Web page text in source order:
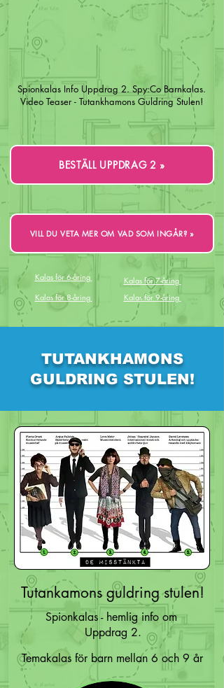
Spionkalas Info Uppdrag 2. Spy:Co Barnkalas.
Video Teaser - Tutankhamons Guldring Stulen!
BESTÄLL UPPDRAG 2 »
VILL DU VETA MER OM VAD SOM INGÅR? »
Kalas för 6-åring
Kalas för 8-åring
Kalas för 7-åring
Kalas för 9-åring
TUTANKHAMONS
GULDRING STULEN!
Tutankamons guldring stulen!
Spionkalas - hemlig info om
Uppdrag 2.
Temakalas för barn mellan 6 och 9 år